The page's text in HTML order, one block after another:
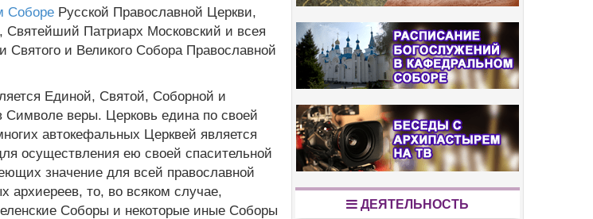
Соборе Русской Православной Церкви,
Святейший Патриарх Московский и всея
Святого и Великого Собора Православной
Единой, Святой, Соборной и
Символе веры. Церковь едина по своей
автокефальных Церквей является
осуществления ею своей спасительной
значение для всей православной
архиереев, то, во всяком случае,
Соборы и некоторые иные Соборы
ДЕЯТЕЛЬНОСТЬ